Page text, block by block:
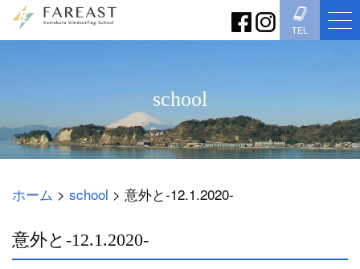
TEL
school
ホーム > school > 意外と-12.1.2020-
意外と-12.1.2020-